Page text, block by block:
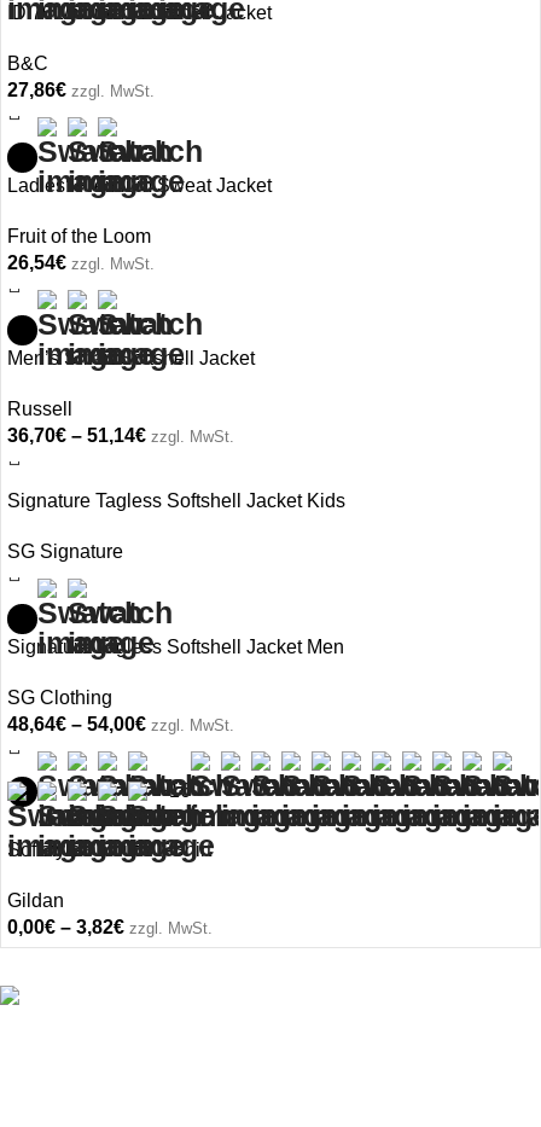
ID.701/women Softshell Jacket
B&C
27,86€ zzgl. MwSt.
Ladies‘ Premium Sweat Jacket
Fruit of the Loom
26,54€ zzgl. MwSt.
Men’s Smart Softshell Jacket
Russell
36,70€ – 51,14€ zzgl. MwSt.
Signature Tagless Softshell Jacket Kids
SG Signature
Signature Tagless Softshell Jacket Men
SG Clothing
48,64€ – 54,00€ zzgl. MwSt.
+16
Softstyle® Youth T-Shirt
Gildan
0,00€ – 3,82€ zzgl. MwSt.